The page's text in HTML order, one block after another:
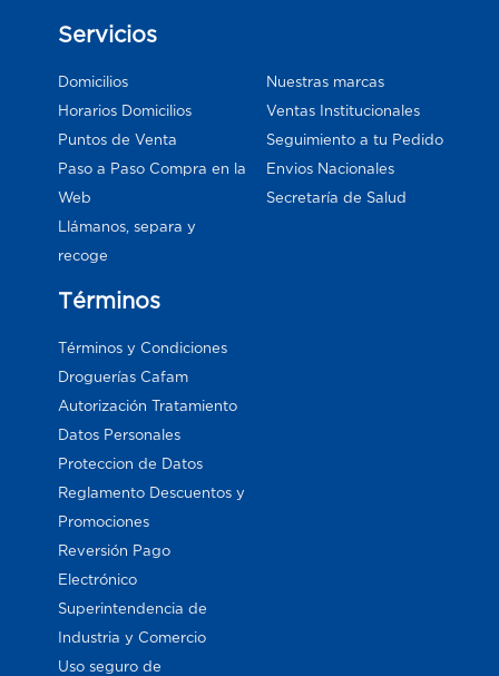
Servicios
Domicilios
Horarios Domicilios
Puntos de Venta
Paso a Paso Compra en la
Web
Llámanos, separa y
recoge
Nuestras marcas
Ventas Institucionales
Seguimiento a tu Pedido
Envios Nacionales
Secretaría de Salud
Términos
Términos y Condiciones
Droguerías Cafam
Autorización Tratamiento
Datos Personales
Proteccion de Datos
Reglamento Descuentos y
Promociones
Reversión Pago
Electrónico
Superintendencia de
Industria y Comercio
Uso seguro de